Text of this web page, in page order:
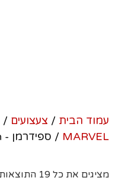
עמוד הבית / צעצועים /
MARVEL / ספידרמן - SpiderMan
מציגים את כל ⁦19⁩ התוצאות